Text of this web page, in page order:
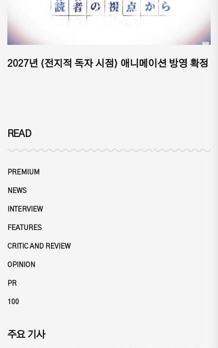
2027년 ⟨전지적 독자 시점⟩ 애니메이션 방영 확정
READ
PREMIUM
NEWS
INTERVIEW
FEATURES
CRITIC AND REVIEW
OPINION
PR
100
주요 기사